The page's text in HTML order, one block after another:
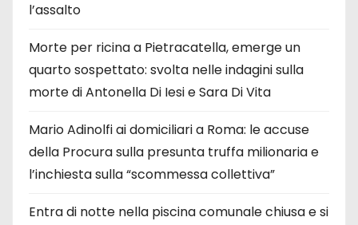
l’assalto
Morte per ricina a Pietracatella, emerge un
quarto sospettato: svolta nelle indagini sulla
morte di Antonella Di Iesi e Sara Di Vita
Mario Adinolfi ai domiciliari a Roma: le accuse
della Procura sulla presunta truffa milionaria e
l’inchiesta sulla “scommessa collettiva”
Entra di notte nella piscina comunale chiusa e si